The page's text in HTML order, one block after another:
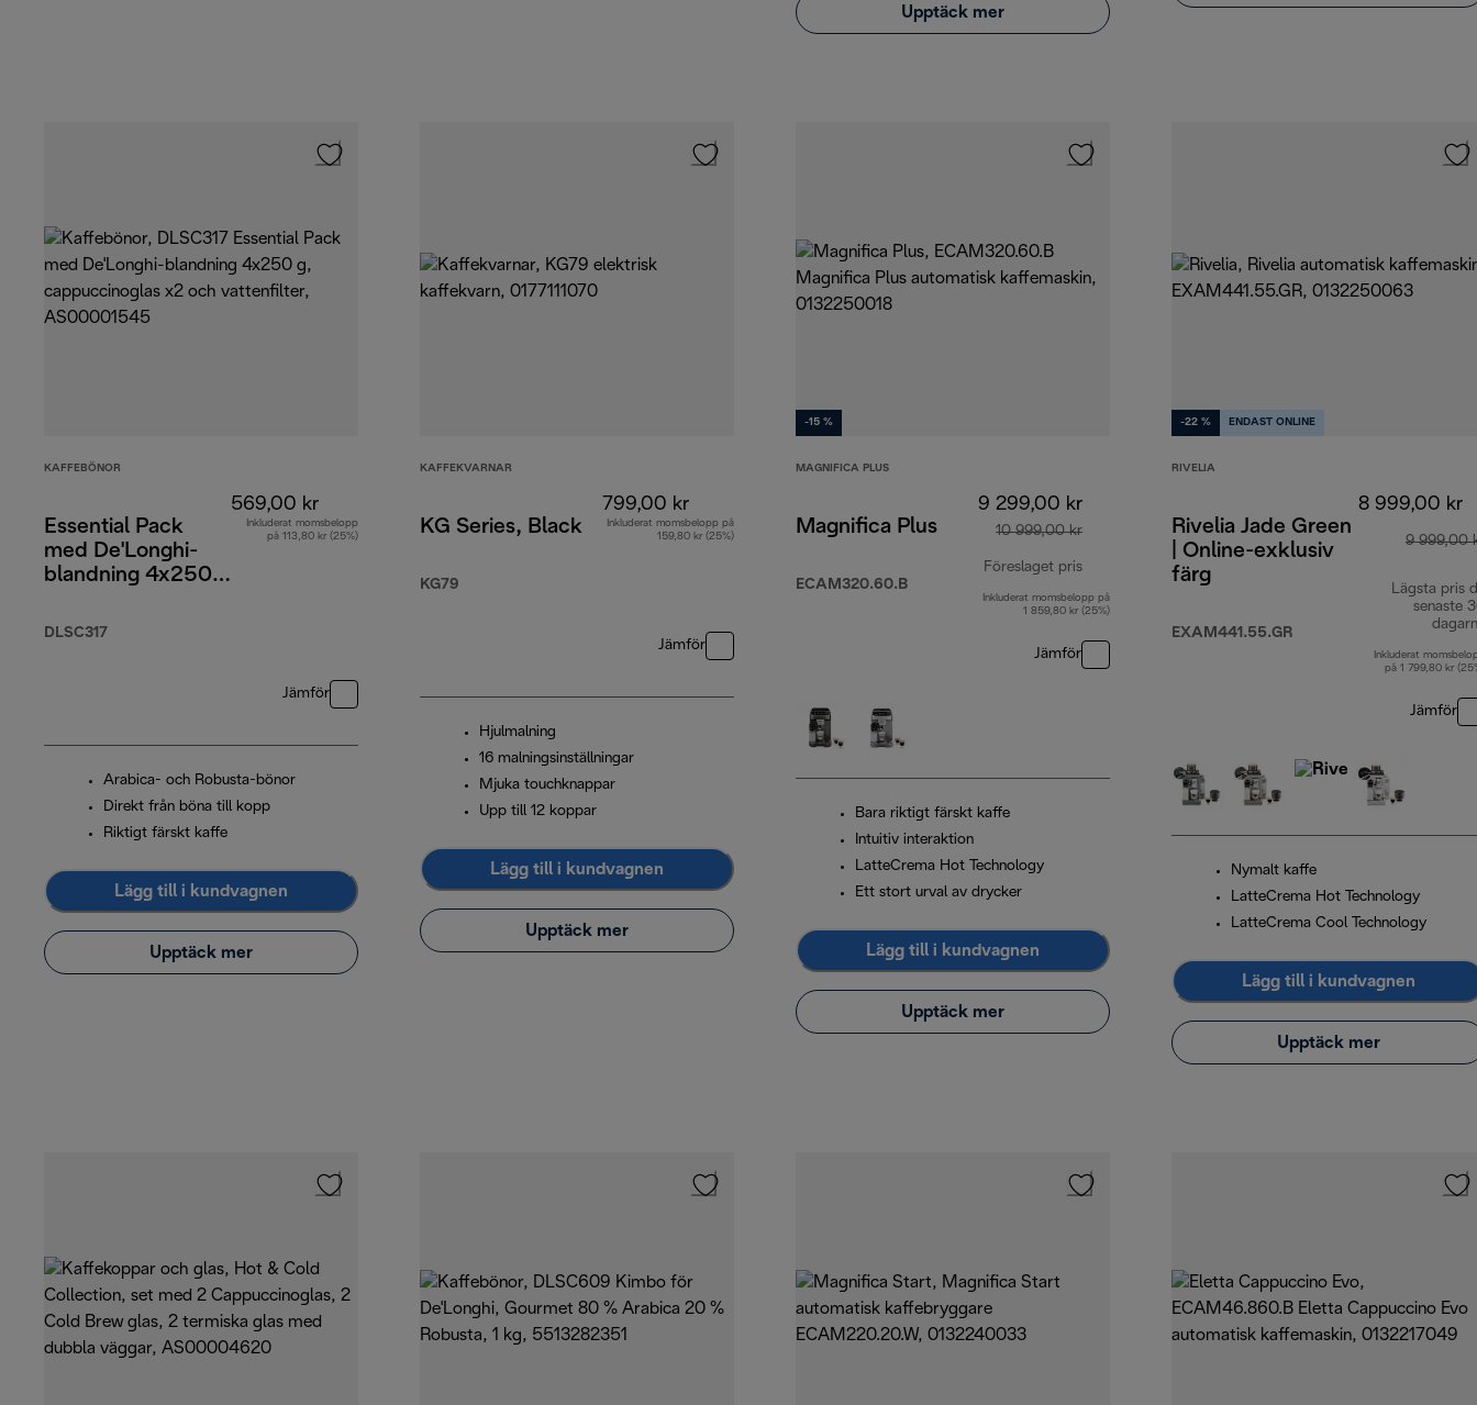
Upptäck mer
KAFFEBÖNOR
Essential Pack
med De'Longhi-
blandning 4x250
x2 och vattenfilter
DLSC317
569,00 kr
Inkluderat momsbelopp
på 113,80 kr (25%)
Jämför
Arabica- och Robusta-bönor
Direkt från böna till kopp
Riktigt färskt kaffe
Lägg till i kundvagnen
Upptäck mer
KAFFEKVARNAR
KG Series, Black
KG79
799,00 kr
Inkluderat momsbelopp på
159,80 kr (25%)
Jämför
Hjulmalning
16 malningsinställningar
Mjuka touchknappar
Upp till 12 koppar
Lägg till i kundvagnen
Upptäck mer
-15 %
MAGNIFICA PLUS
Magnifica Plus
ECAM320.60.B
9 299,00 kr
10 999,00 kr
Föreslaget pris
ursprungligt pris 10 999,00 kr
Inkluderat momsbelopp på
1 859,80 kr (25%)
Jämför
Bara riktigt färskt kaffe
Intuitiv interaktion
LatteCrema Hot Technology
Ett stort urval av drycker
Lägg till i kundvagnen
Upptäck mer
-22 % ENDAST ONLINE
RIVELIA
Rivelia Jade Green
| Online-exklusiv
färg
EXAM441.55.GR
8 999,00 kr
9 999,00
Lägsta pris
senaste
Inkluderat
på 1 799,80 kr
Jämför
Nymalt kaffe
LatteCrema Hot Technology
LatteCrema Cool Technology
Lägg till i kundvagnen
Upptäck mer